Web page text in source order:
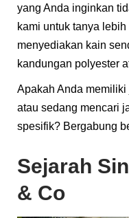
yang Anda inginkan
kami untuk tanya
menyediakan kain
kandungan polyester
Apakah Anda
atau sedang mencari
spesifik? Bergabung
Sejarah
& Co